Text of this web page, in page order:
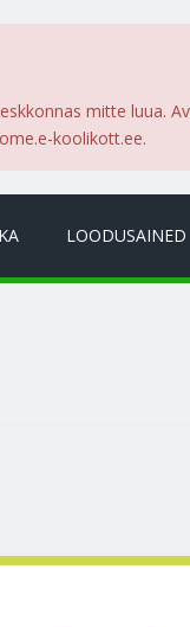
mitte luua.
koolikott.ee.
LOODUSAINED